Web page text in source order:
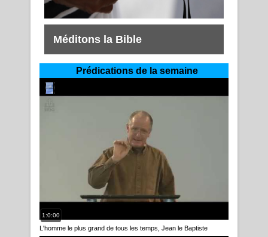
Méditons la Bible
Prédications de la semaine
1:0:00
L'homme le plus grand de tous les temps, Jean le Baptiste